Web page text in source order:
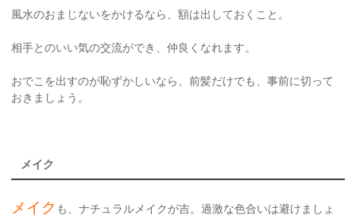
風水のおまじないをかけるなら、額は出しておくこと。
相手とのいい気の交流ができ、仲良くなれます。
おでこを出すのが恥ずかしいなら、前髪だけでも、事前に切って
おきましょう。
メイク
メイク も、ナチュラルメイクが吉。過激な色合いは避けましょ